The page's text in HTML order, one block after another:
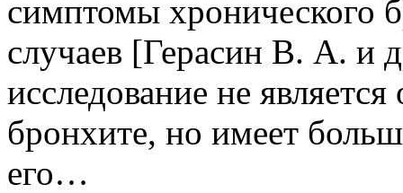
симптомы хронического
случаев [Герасин В. А. и
исследование не
бронхите, но имеет
его…